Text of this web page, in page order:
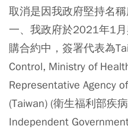
取消是因我政府堅持名稱
一、我政府於2021年1
購合約中，簽署代表為
Control, Ministry of
Representative Agency
(Taiwan) (衛生福利部疾
Independent